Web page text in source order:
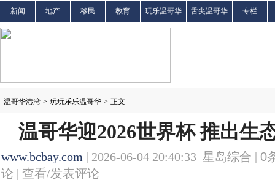
新闻 地产 移民 教育 玩乐温哥华 舌尖温哥华 专栏
温哥华港湾 > 玩玩乐乐温哥华 > 正文
温哥华迎2026世界杯 推出生
www.bcbay.com | 2026-06-04 20:40:33 星岛综合 | 0
论 | 查看/发表评论